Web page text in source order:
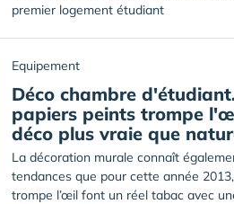
premier logement étudiant
Equipement
Déco chambre
papiers peints trompe
déco plus vraie que
La décoration murale connaît
tendances que pour cette année
trompe l’œil font un réel tabac avec